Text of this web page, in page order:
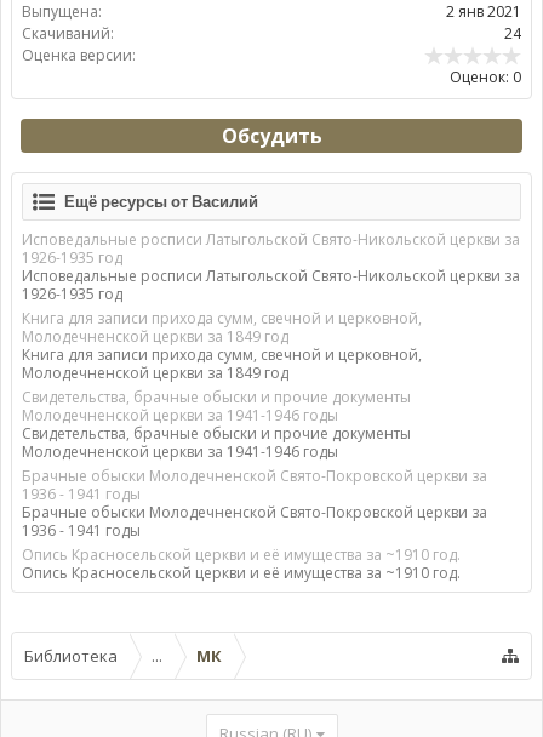
Выпущена:
2 янв 2021
Скачиваний:
24
Оценка версии:
Оценок: 0
Обсудить
Ещё ресурсы от Василий
Исповедальные росписи Латыгольской Свято-Никольской церкви за
1926-1935 год
Исповедальные росписи Латыгольской Свято-Никольской церкви за
1926-1935 год
Книга для записи прихода сумм, свечной и церковной,
Молодечненской церкви за 1849 год
Книга для записи прихода сумм, свечной и церковной,
Молодечненской церкви за 1849 год
Свидетельства, брачные обыски и прочие документы
Молодечненской церкви за 1941-1946 годы
Свидетельства, брачные обыски и прочие документы
Молодечненской церкви за 1941-1946 годы
Брачные обыски Молодечненской Свято-Покровской церкви за
1936 - 1941 годы
Брачные обыски Молодечненской Свято-Покровской церкви за
1936 - 1941 годы
Опись Красносельской церкви и её имущества за ~1910 год.
Опись Красносельской церкви и её имущества за ~1910 год.
Библиотека ... МК